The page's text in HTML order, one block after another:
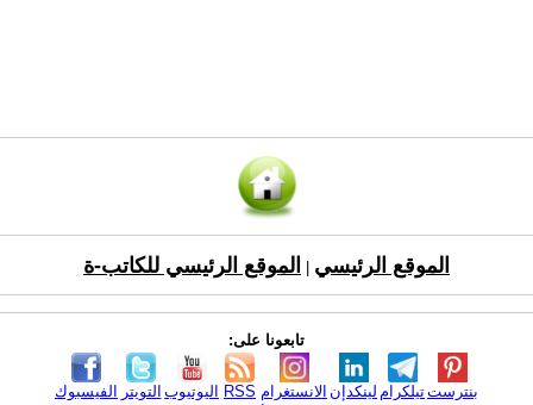
الموقع الرئيسي الموقع الرئيسي للكاتب-ة
تابعونا على:
الفيسبوك التويتر اليوتيوب RSS الانستغرام لينكدإن تيلكرامبنترست